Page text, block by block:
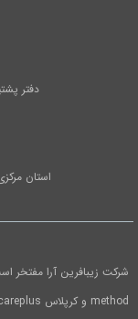
دفتر
استان
شرکت زیبافرین آرا مفتخر